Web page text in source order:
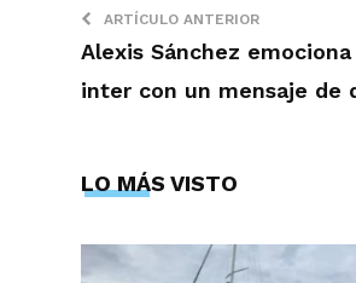
ARTÍCULO ANTERIOR
Alexis Sánchez
inter con un mensaje de
LO MÁS VISTO